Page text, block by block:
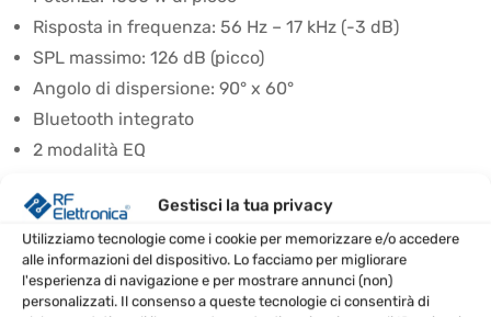
Gestisci la tua privacy
Utilizziamo tecnologie come i cookie per memorizzare e/o accedere
alle informazioni del dispositivo. Lo facciamo per migliorare
l'esperienza di navigazione e per mostrare annunci (non)
personalizzati. Il consenso a queste tecnologie ci consentirà di
Risposta in frequenza: 56 Hz – 17 kHz (-3 dB)
SPL massimo: 126 dB (picco)
Angolo di dispersione: 90° x 60°
Bluetooth integrato
2 modalità EQ
CONTENUTO DELLA CONFEZIONE
1 Diffusore EV EVIVA 15P
CONSIGLI D’USO